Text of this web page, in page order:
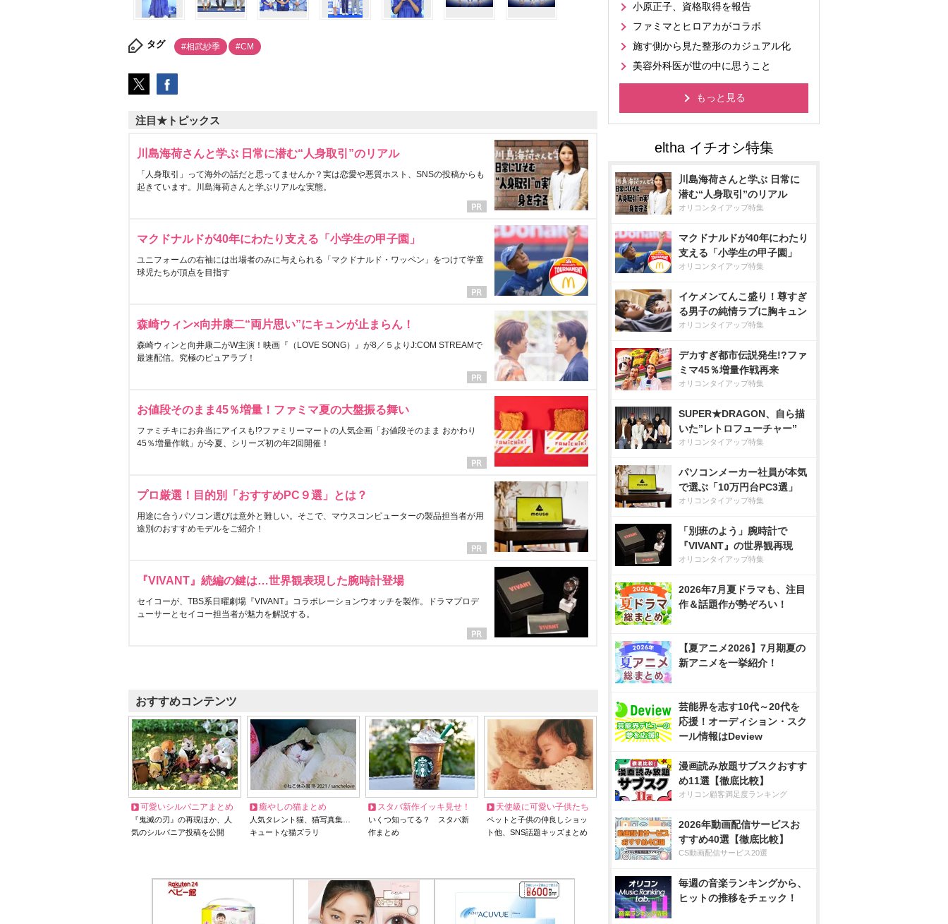
タグ #相武紗季 #CM
注目★トピックス
川島海荷さんと学ぶ 日常に潜む“人身取引”のリアル
「人身取引」って海外の話だと思ってませんか？実は恋愛や悪質ホスト、SNSの投稿からも
起きています。川島海荷さんと学ぶリアルな実態。
マクドナルドが40年にわたり支える「小学生の甲子園」
ユニフォームの右袖には出場者のみに与えられる「マクドナルド・ワッペン」をつけて学童
球児たちが頂点を目指す
森崎ウィン×向井康二“両片思い”にキュンが止まらん！
森崎ウィンと向井康二がW主演！映画『（LOVE SONG）』が8／５よりJ:COM STREAMで
最速配信。究極のピュアラブ！
お値段そのまま45％増量！ファミマ夏の大盤振る舞い
ファミチキにお弁当にアイスも!?ファミリーマートの人気企画「お値段そのまま おかわり
45％増量作戦」が今夏、シリーズ初の年2回開催！
プロ厳選！目的別「おすすめPC９選」とは？
用途に合うパソコン選びは意外と難しい。そこで、マウスコンピューターの製品担当者が用
途別のおすすめモデルをご紹介！
『VIVANT』続編の鍵は…世界観表現した腕時計登場
セイコーが、TBS系日曜劇場『VIVANT』コラボレーションウオッチを製作。ドラマプロデ
ューサーとセイコー担当者が魅力を解説する。
おすすめコンテンツ
可愛いシルバニアまとめ
『鬼滅の刃』の再現ほか、人
気のシルバニア投稿を公開
癒やしの猫まとめ
人気タレント猫、猫写真集…
キュートな猫ズラリ
スタバ新作イッキ見せ！
いくつ知ってる？ スタバ新
作まとめ
天使級に可愛い子供たち
ペットと子供の仲良しショッ
ト他、SNS話題キッズまとめ
小原正子、資格取得を報告
ファミマとヒロアカがコラボ
施す側から見た整形のカジュアル化
美容外科医が世の中に思うこと
もっと見る
川島海荷さんと学ぶ 日常に
潜む“人身取引”のリアル
オリコンタイアップ特集
マクドナルドが40年にわたり
支える「小学生の甲子園」
オリコンタイアップ特集
イケメンてんこ盛り！尊すぎ
る男子の純情ラブに胸キュン
オリコンタイアップ特集
デカすぎ都市伝説発生!?ファ
ミマ45％増量作戦再来
オリコンタイアップ特集
SUPER★DRAGON、自ら描
いた”レトロフューチャー”
オリコンタイアップ特集
パソコンメーカー社員が本気
で選ぶ「10万円台PC3選」
オリコンタイアップ特集
「別班のよう」腕時計で
『VIVANT』の世界観再現
オリコンタイアップ特集
2026年7月夏ドラマも、注目
作＆話題作が勢ぞろい！
【夏アニメ2026】7月期夏の
新アニメを一挙紹介！
芸能界を志す10代～20代を
応援！オーディション・スク
ール情報はDeview
漫画読み放題サブスクおすす
め11選【徹底比較】
オリコン顧客満足度ランキング
2026年動画配信サービスお
すすめ40選【徹底比較】
CS動画配信サービス20選
毎週の音楽ランキングから、
ヒットの推移をチェック！